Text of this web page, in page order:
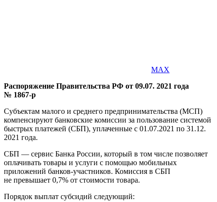
MAX
Распоряжение Правительства РФ от 09.07. 2021 года
№ 1867-р
Субъектам малого и среднего предпринимательства (МСП)
компенсируют банковские комиссии за пользование системой
быстрых платежей (СБП), уплаченные с 01.07.2021 по 31.12.
2021 года.
СБП — сервис Банка России, который в том числе позволяет
оплачивать товары и услуги с помощью мобильных
приложений банков-участников. Комиссия в СБП
не превышает 0,7% от стоимости товара.
Порядок выплат субсидий следующий: